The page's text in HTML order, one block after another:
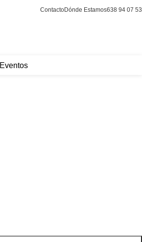
ContactoDónde Estamos638 94 07 53
Eventos